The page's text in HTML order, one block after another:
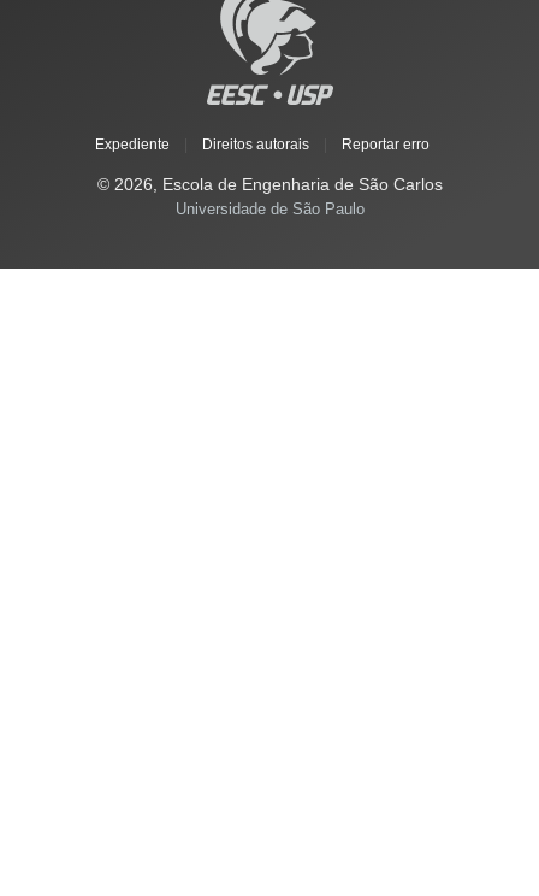
Expediente Direitos autorais Reportar erro
© 2026, Escola de Engenharia de São Carlos
Universidade de São Paulo